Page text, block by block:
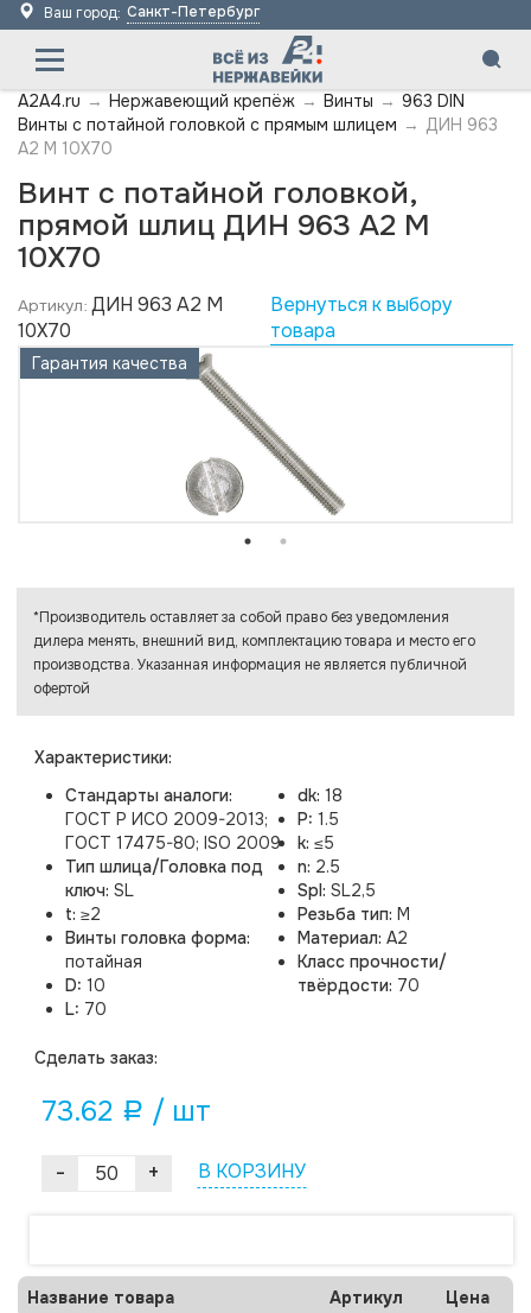
Ваш город: Санкт-Петербург
A2A4.ru → Нержавеющий крепёж → Винты → 963 DIN
Винты с потайной головкой с прямым шлицем → ДИН 963
А2 M 10X70
Винт с потайной головкой,
прямой шлиц ДИН 963 А2 M
10X70
Артикул: ДИН 963 А2 M
10X70
Вернуться к выбору
товара
Гарантия качества
Характеристики:
Стандарты аналоги:
ГОСТ Р ИСО 2009-2013;
ГОСТ 17475-80; ISO 2009
Тип шлица/Головка под
ключ: SL
t: ≥2
Винты головка форма:
потайная
D: 10
L: 70
dk: 18
P: 1.5
k: ≤5
n: 2.5
Spl: SL2,5
Резьба тип: M
Материал: A2
Класс прочности/
твёрдости: 70
Cделать заказ:
73.62 a / шт
- + В КОРЗИНУ
*Производитель оставляет за собой право без уведомления
дилера менять, внешний вид, комплектацию товара и место его
производства. Указанная информация не является публичной
офертой
Название товара Артикул Цена